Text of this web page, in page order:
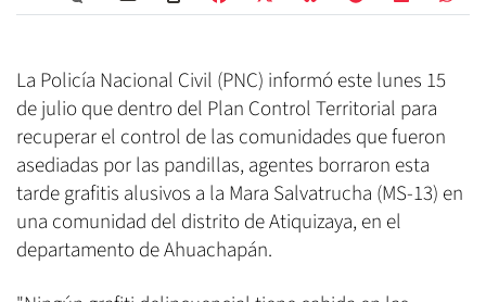
La Policía Nacional Civil (PNC) informó este lunes 15
de julio que dentro del Plan Control Territorial para
recuperar el control de las comunidades que fueron
asediadas por las pandillas, agentes borraron esta
tarde grafitis alusivos a la Mara Salvatrucha (MS-13) en
una comunidad del distrito de Atiquizaya, en el
departamento de Ahuachapán.